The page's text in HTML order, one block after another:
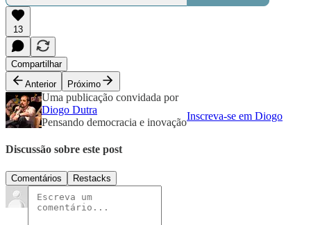
13
Compartilhar
Anterior
Próximo
Uma publicação convidada por
Diogo Dutra
Pensando democracia e inovação
Inscreva-se em Diogo
Discussão sobre este post
Comentários Restacks